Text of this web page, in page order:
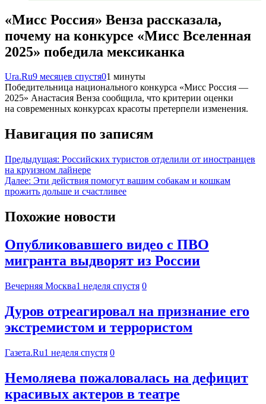
«Мисс Россия» Венза рассказала,
почему на конкурсе «Мисс Вселенная
2025» победила мексиканка
Ura.Ru9 месяцев спустя01 минуты
Победительница национального конкурса «Мисс Россия —
2025» Анастасия Венза сообщила, что критерии оценки
на современных конкурсах красоты претерпели изменения.
Навигация по записям
Предыдущая: Российских туристов отделили от иностранцев
на круизном лайнере
Далее: Эти действия помогут вашим собакам и кошкам
прожить дольше и счастливее
Похожие новости
Опубликовавшего видео с ПВО
мигранта выдворят из России
Вечерняя Москва1 неделя спустя 0
Дуров отреагировал на признание его
экстремистом и террористом
Газета.Ru1 неделя спустя 0
Немоляева пожаловалась на дефицит
красивых актеров в театре